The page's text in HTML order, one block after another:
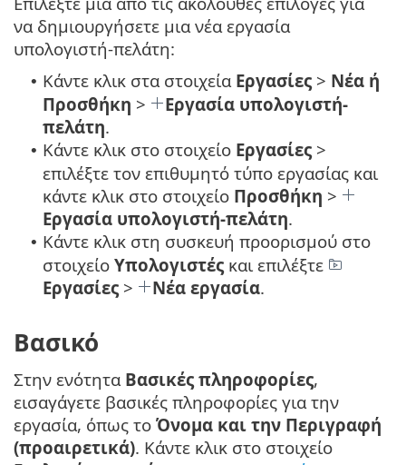
να δημιουργήσετε μια νέα εργασία
υπολογιστή-πελάτη:
• Κάντε κλικ στα στοιχεία Εργασίες > Νέα ή
Προσθήκη >
Εργασία υπολογιστή-
πελάτη.
• Κάντε κλικ στο στοιχείο Εργασίες >
επιλέξτε τον επιθυμητό τύπο εργασίας και
κάντε κλικ στο στοιχείο Προσθήκη >
Εργασία υπολογιστή-πελάτη.
• Κάντε κλικ στη συσκευή προορισμού στο
στοιχείο Υπολογιστές και επιλέξτε
Εργασίες > Νέα εργασία.
Βασικό
Στην ενότητα Βασικές πληροφορίες,
εισαγάγετε βασικές πληροφορίες για την
εργασία, όπως το Όνομα και την Περιγραφή
(προαιρετικά). Κάντε κλικ στο στοιχείο